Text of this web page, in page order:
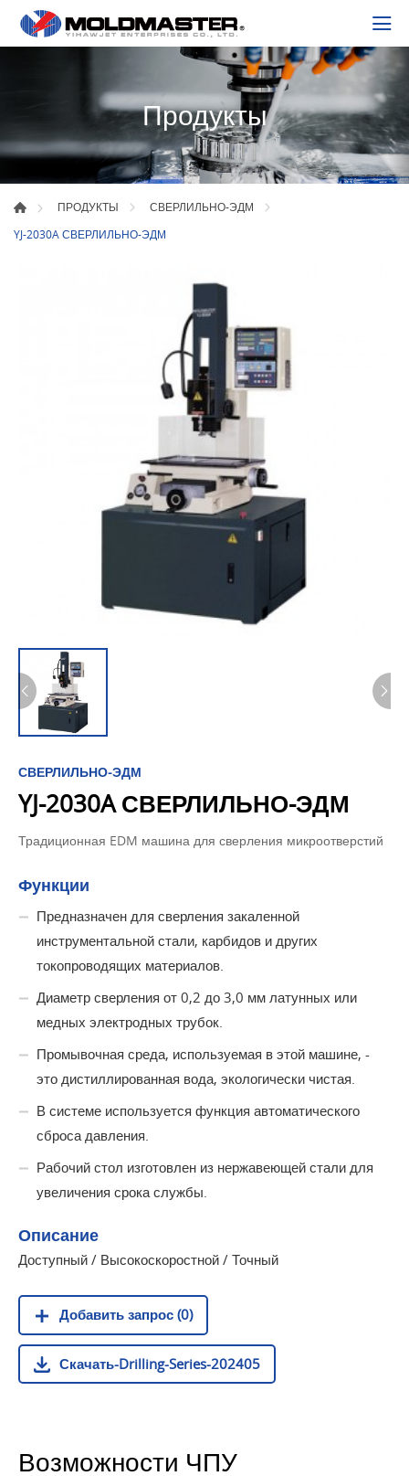
Продукты
ПРОДУКТЫ
СВЕРЛИЛЬНО-ЭДМ
YJ-2030A СВЕРЛИЛЬНО-ЭДМ
СВЕРЛИЛЬНО-ЭДМ
YJ-2030A СВЕРЛИЛЬНО-ЭДМ
Традиционная EDM машина для сверления микроотверстий
Функции
Предназначен для сверления закаленной
инструментальной стали, карбидов и других
токопроводящих материалов.
Диаметр сверления от 0,2 до 3,0 мм латунных или
медных электродных трубок.
Промывочная среда, используемая в этой машине, -
это дистиллированная вода, экологически чистая.
В системе используется функция автоматического
сброса давления.
Рабочий стол изготовлен из нержавеющей стали для
увеличения срока службы.
Описание
Доступный / Высокоскоростной / Точный
Добавить запрос (0)
Скачать-Drilling-Series-202405
Возможности ЧПУ